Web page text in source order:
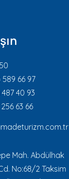
66 97
40 93
63 66
Mah. Abdülhak
No:68/2 Taksim